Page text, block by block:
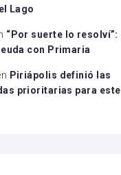
Lago
“Por suerte lo resolví”:
con Primaria
Piriápolis definió las
prioritarias para este